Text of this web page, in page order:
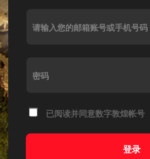
请输入您的邮箱账号或手机号码
密码
已阅读并同意数字敦煌帐号
登录